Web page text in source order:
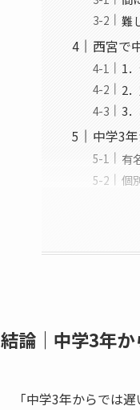
難
西宮で
1
2
3
中学3
有
個
結論｜中学3年
「中学3年からでは